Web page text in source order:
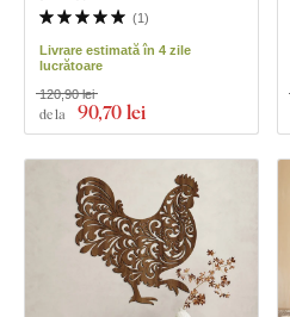
(1)
Livrare estimată în 4 zile
lucrătoare
de la 90,70 lei
120,90 lei